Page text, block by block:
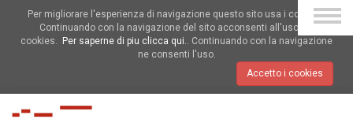
Per migliorare l'esperienza di navigazione questo sito usa i cookies.
Continuando con la navigazione del sito acconsenti all'uso dei
cookies.
Per saperne di piu clicca qui.. Continuando con la navigazione
ne consenti l'uso.
Accetto i cookies